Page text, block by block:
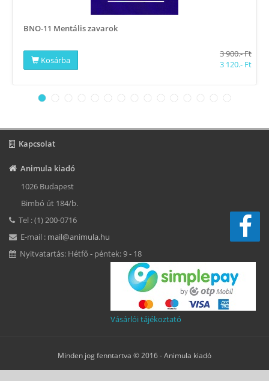
BNO-11 Mentális zavarok
Kosárba
3 900.- Ft
3 120.- Ft
Kapcsolat
Animula kiadó
1026 Budapest
Bimbó út 184/b.
Tel : (1) 200-0716
E-mail : mail@animula.hu
Nyitvatartás: Hétfő - péntek: 9 - 18
Vásárlói tájékoztató
Minden jog fenntartva © 2016 -Animula kiadó